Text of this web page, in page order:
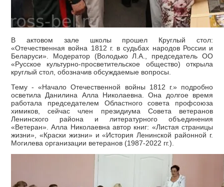
В актовом зале школы прошел Круглый стол:
«Отечественная война 1812 г. в судьбах народов России и
Беларуси». Модератор (Володько Л.А., председатель ОО
«Русское культурно-просветительское общество) открыла
круглый стол, обозначив обсуждаемые вопросы.
Тему - «Начало Отечественной войны 1812 г.» подробно
осветила Данилина Алла Николаевна. Она долгое время
работала председателем Областного совета профсоюза
химиков, сейчас член президиума Совета ветеранов
Ленинского района и литературного объединения
«Ветеран». Алла Николаевна автор книг: «Листая страницы
жизни», «Краски жизни» и «История Ленинской районной г.
Могилева организации ветеранов (1987-2022 гг.).